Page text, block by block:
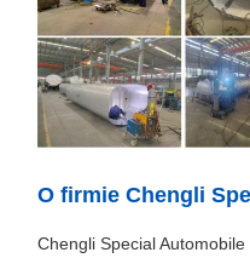
O firmie Chengli
Chengli Special